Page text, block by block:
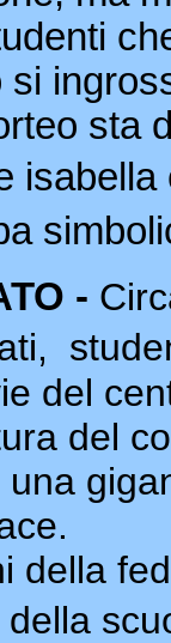
si
sta
-
del
del
della
della